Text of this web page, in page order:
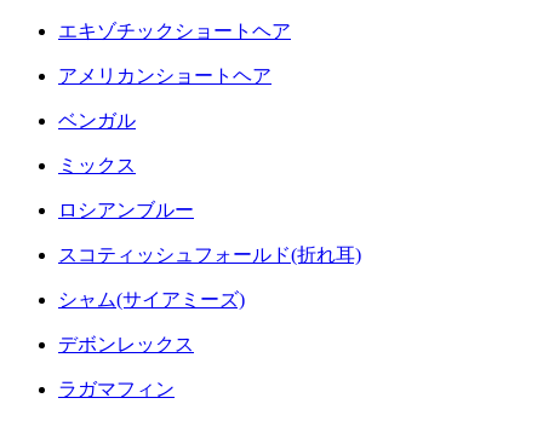
エキゾチックショートヘア
アメリカンショートヘア
ベンガル
ミックス
ロシアンブルー
スコティッシュフォールド(折れ耳)
シャム(サイアミーズ)
デボンレックス
ラガマフィン